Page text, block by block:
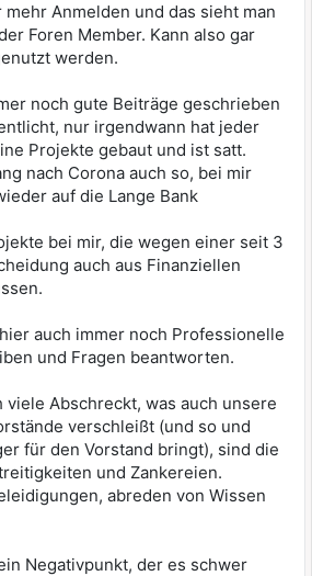
Anmelden und das sieht man
Foren Member. Kann also gar
werden.
noch gute Beiträge geschrieben
nur irgendwann hat jeder
Projekte gebaut und ist satt.
nach Corona auch so, bei mir
auf die Lange Bank
bei mir, die wegen einer seit 3
auch aus Finanziellen
auch immer noch Professionelle
und Fragen beantworten.
viele Abschreckt, was auch unsere
verschleißt (und so und
für den Vorstand bringt), sind die
und Zankereien.
abreden von Wissen
Negativpunkt, der es schwer